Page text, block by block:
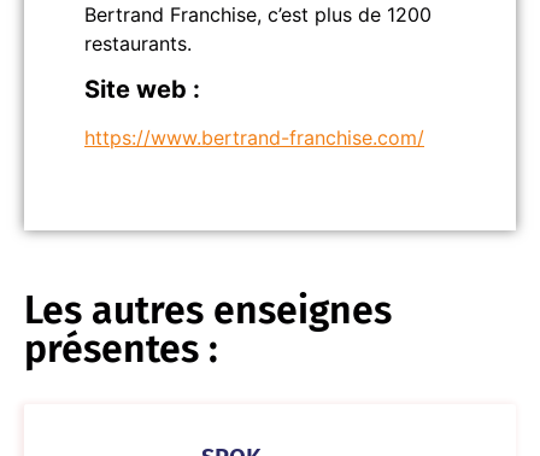
Bertrand Franchise, c’est plus de 1200
restaurants.
Site web :
https://www.bertrand-franchise.com/
Les autres enseignes
présentes :